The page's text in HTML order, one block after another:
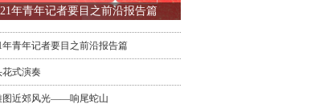
年青年记者要目之前沿报告篇
年青年记者要目之前沿报告篇
花式演奏
图近郊风光——响尾蛇山